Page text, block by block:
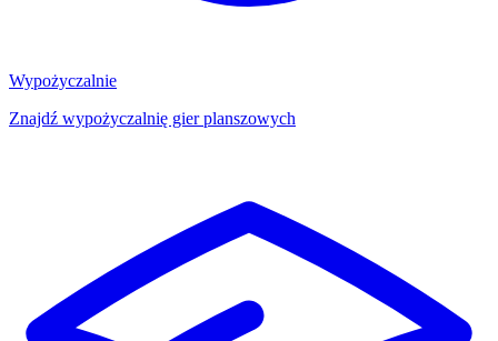
Wypożyczalnie
Znajdź wypożyczalnię gier planszowych